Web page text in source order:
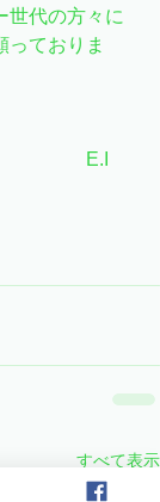
世代の方々に
っておりま
すべて表示